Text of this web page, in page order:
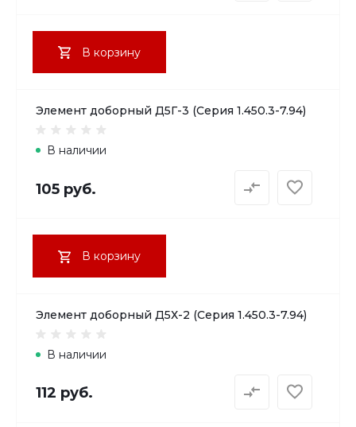
В корзину
Элемент доборный Д5Г-3 (Серия 1.450.3-7.94)
В наличии
105 руб.
В корзину
Элемент доборный Д5Х-2 (Серия 1.450.3-7.94)
В наличии
112 руб.